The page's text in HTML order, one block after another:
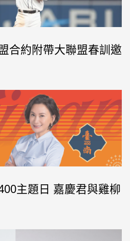
合約附帶大聯盟春訓邀
主題日 嘉慶君與雞柳